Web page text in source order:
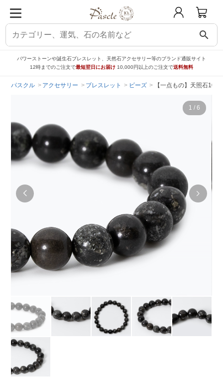
search
パワーストーンや誕生石ブレスレット、天然石アクセサリー等のブランド通販サイト
12時までのご注文で最短翌日にお届け 10,000円以上のご注文で送料無料
パスクル アクセサリー ブレスレット ビーズ 【一点もの】天照石
1 / 6